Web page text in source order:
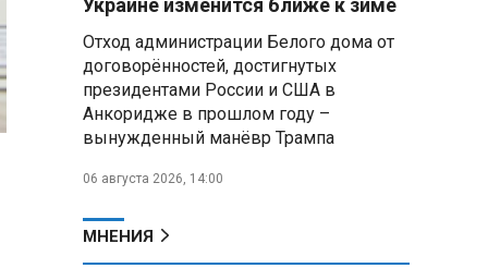
человек
Минобороны РФ: за ночь
ПВО сбила 203 украинских дрона
над регионами России и Черным
и напомнил о его культурном
Украине изменится ближе к зиме
Отход администрации Белого дома от
договорённостей, достигнутых
президентами России и США в
Анкоридже в прошлом году –
вынужденный манёвр Трампа
06 августа 2026, 14:00
МНЕНИЯ